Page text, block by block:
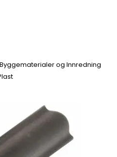
Byggematerialer og Innredning